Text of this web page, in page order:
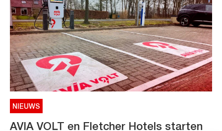
NIEUWS
AVIA VOLT en Fletcher Hotels starten